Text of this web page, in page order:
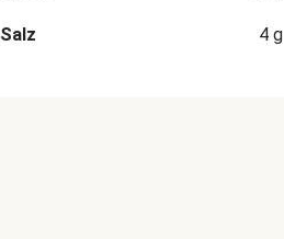
Salz 4 g